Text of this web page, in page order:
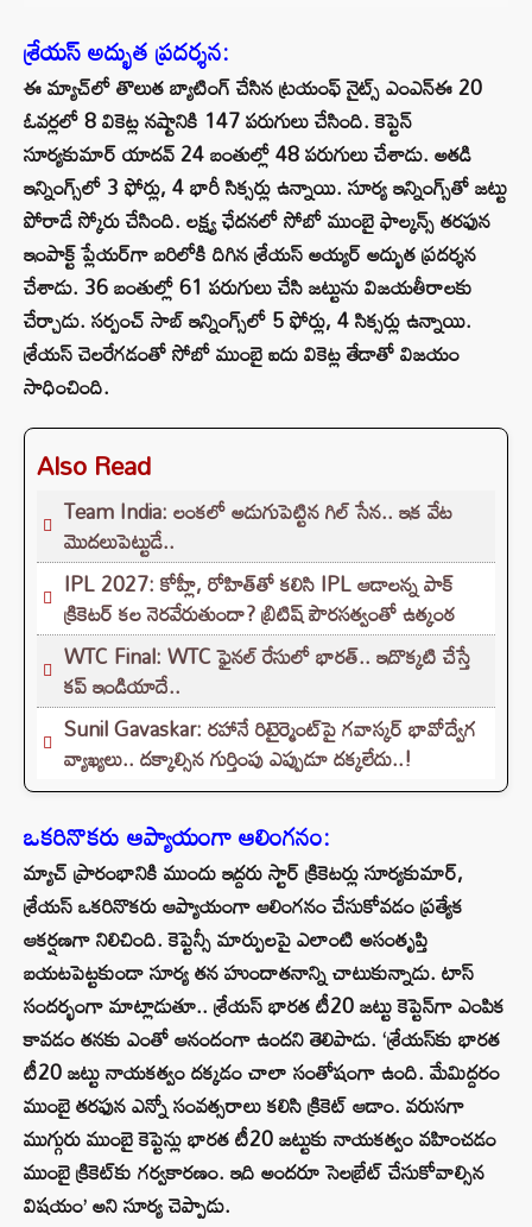
శ్రేయస్ అద్భుత ప్రదర్శన:
ఈ మ్యాచ్‌లో తొలుత బ్యాటింగ్ చేసిన ట్రయంఫ్ నైట్స్ ఎంఎన్‌ఈ 20
ఓవర్లలో 8 వికెట్ల నష్టానికి 147 పరుగులు చేసింది. కెప్టెన్
సూర్యకుమార్ యాదవ్ 24 బంతుల్లో 48 పరుగులు చేశాడు. అతడి
ఇన్నింగ్స్‌లో 3 ఫోర్లు, 4 భారీ సిక్సర్లు ఉన్నాయి. సూర్య ఇన్నింగ్స్‌తో జట్టు
పోరాడే స్కోరు చేసింది. లక్ష్య ఛేదనలో సోబో ముంబై ఫాల్కన్స్ తరఫున
ఇంపాక్ట్ ప్లేయర్‌గా బరిలోకి దిగిన శ్రేయస్ అయ్యర్ అద్భుత ప్రదర్శన
చేశాడు. 36 బంతుల్లో 61 పరుగులు చేసి జట్టును విజయతీరాలకు
చేర్చాడు. సర్పంచ్ సాబ్ ఇన్నింగ్స్‌లో 5 ఫోర్లు, 4 సిక్సర్లు ఉన్నాయి.
శ్రేయస్ చెలరేగడంతో సోబో ముంబై ఐదు వికెట్ల తేడాతో విజయం
సాధించింది.
Also Read
Team India: లంకలో అడుగుపెట్టిన గిల్ సేన.. ఇక వేట
మొదలుపెట్టుడే..
IPL 2027: కోహ్లీ, రోహిత్‌తో కలిసి IPL ఆడాలన్న పాక్‌
క్రికెటర్‌ కల నెరవేరుతుందా? బ్రిటిష్ పౌరసత్వంతో ఉత్కంఠ
WTC Final: WTC ఫైనల్ రేసులో భారత్.. ఇదొక్కటి చేస్తే
కప్ ఇండియాదే..
Sunil Gavaskar: రహానే రిటైర్మెంట్‌పై గవాస్కర్ భావోద్వేగ
వ్యాఖ్యలు.. దక్కాల్సిన గుర్తింపు ఎప్పుడూ దక్కలేదు..!
ఒకరినొకరు ఆప్యాయంగా ఆలింగనం:
మ్యాచ్ ప్రారంభానికి ముందు ఇద్దరు స్టార్ క్రికెటర్లు సూర్యకుమార్,
శ్రేయస్ ఒకరినొకరు ఆప్యాయంగా ఆలింగనం చేసుకోవడం ప్రత్యేక
ఆకర్షణగా నిలిచింది. కెప్టెన్సీ మార్పులపై ఎలాంటి అసంతృప్తి
బయటపెట్టకుండా సూర్య తన హుందాతనాన్ని చాటుకున్నాడు. టాస్
సందర్భంగా మాట్లాడుతూ.. శ్రేయస్ భారత టీ20 జట్టు కెప్టెన్‌గా ఎంపిక
కావడం తనకు ఎంతో ఆనందంగా ఉందని తెలిపాడు. ‘శ్రేయస్‌కు భారత
టీ20 జట్టు నాయకత్వం దక్కడం చాలా సంతోషంగా ఉంది. మేమిద్దరం
ముంబై తరఫున ఎన్నో సంవత్సరాలు కలిసి క్రికెట్ ఆడాం. వరుసగా
ముగ్గురు ముంబై కెప్టెన్లు భారత టీ20 జట్టుకు నాయకత్వం వహించడం
ముంబై క్రికెట్‌కు గర్వకారణం. ఇది అందరూ సెలబ్రేట్ చేసుకోవాల్సిన
విషయం’ అని సూర్య చెప్పాడు.